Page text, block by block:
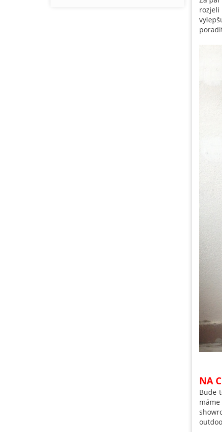
rozjeli
NA
Bude